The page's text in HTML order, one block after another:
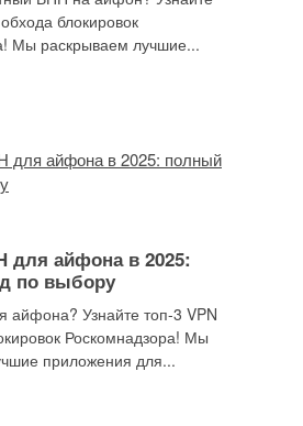
блокировок
Мы раскрываем лучшие...
айфона в 2025:
по выбору
Узнайте топ-3 VPN
Роскомнадзора! Мы
приложения для...